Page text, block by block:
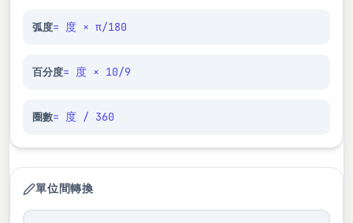
弧度= 度 × π/180
百分度= 度 × 10/9
圈數= 度 / 360
單位間轉換